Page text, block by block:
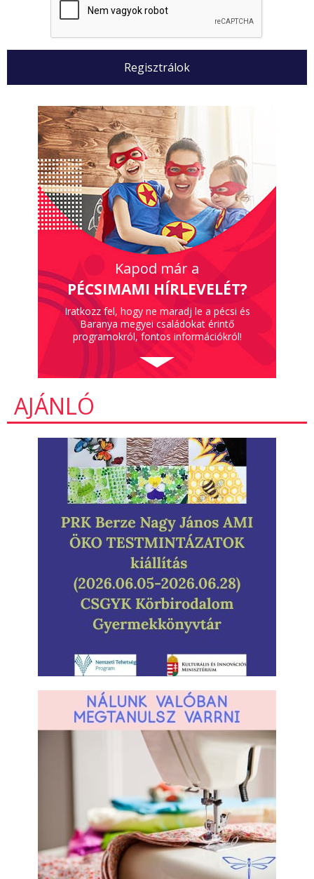
Kapod már a
PÉCSIMAMI HÍRLEVELÉT?
Iratkozz fel, hogy ne maradj le a pécsi és
Baranya megyei családokat érintő
programokról, fontos információkról!
AJÁNLÓ